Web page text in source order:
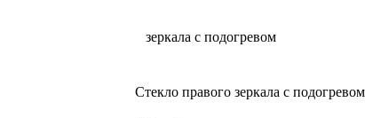
Стекло правого зеркала с подогревом